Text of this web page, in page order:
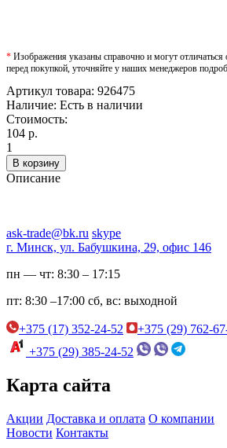
* Изображения указаны справочно и могут
перед покупкой, уточняйте у наших менеджеров
Артикул товара: 926475
Наличие: Есть в наличии
Стоимость:
104 р.
1
В корзину
Описание
ask-trade@bk.ru skype
г. Минск, ул. Бабушкина, 29, офис 146
пн — чт: 8:30 – 17:15
пт: 8:30 –17:00 сб, вс: выходной
+375 (17) 352-24-52
+375 (29) 762-
+375 (29) 385-24-52
Карта сайта
Акции Доставка и оплата О компании
Новости Контакты